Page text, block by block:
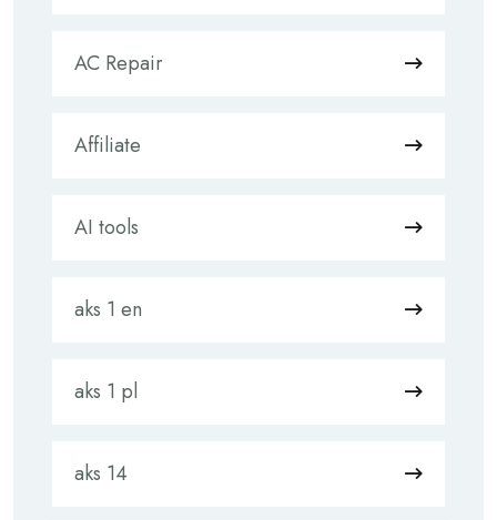
AC Repair
Affiliate
AI tools
aks 1 en
aks 1 pl
aks 14